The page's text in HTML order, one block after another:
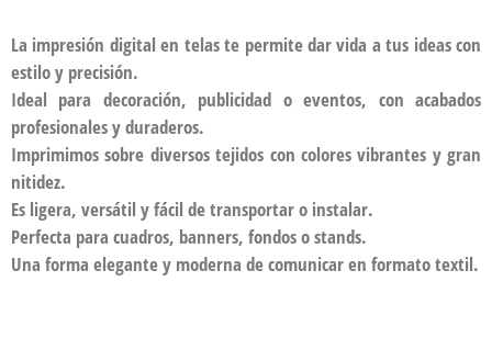
La impresión digital en telas te permite dar vida a tus ideas con
estilo y precisión.
Ideal para decoración, publicidad o eventos, con acabados
profesionales y duraderos.
Imprimimos sobre diversos tejidos con colores vibrantes y gran
nitidez.
Es ligera, versátil y fácil de transportar o instalar.
Perfecta para cuadros, banners, fondos o stands.
Una forma elegante y moderna de comunicar en formato textil.